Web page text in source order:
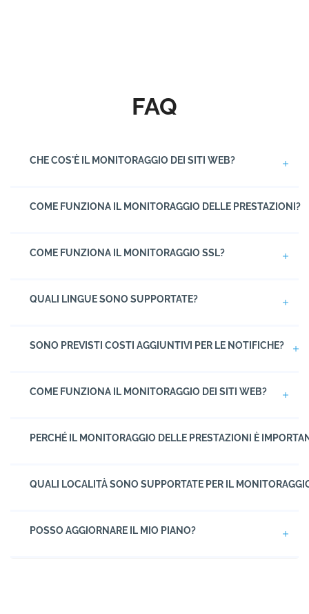
FAQ
CHE COS'È IL MONITORAGGIO DEI SITI WEB?
COME FUNZIONA IL MONITORAGGIO DELLE PRESTAZIONI?
COME FUNZIONA IL MONITORAGGIO SSL?
QUALI LINGUE SONO SUPPORTATE?
SONO PREVISTI COSTI AGGIUNTIVI PER LE NOTIFICHE?
COME FUNZIONA IL MONITORAGGIO DEI SITI WEB?
PERCHÉ IL MONITORAGGIO DELLE PRESTAZIONI È
QUALI LOCALITÀ SONO SUPPORTATE PER IL
POSSO AGGIORNARE IL MIO PIANO?